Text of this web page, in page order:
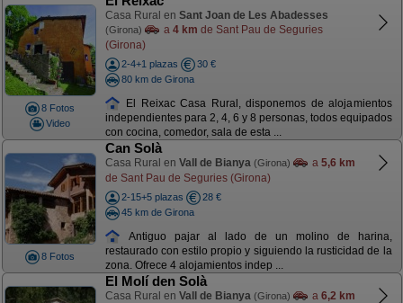
8 Fotos
Video
Casa Rural en Sant Joan de Les Abadesses
(Girona) a 4 km de Sant Pau de Seguries
(Girona)
2-4+1 plazas
30 €
80 km de Girona
El Reixac Casa Rural, disponemos de alojamientos
independientes para 2, 4, 6 y 8 personas, todos equipados
con cocina, comedor, sala de esta ...
8 Fotos
Can Solà
Casa Rural en Vall de Bianya (Girona) a 5,6 km
de Sant Pau de Seguries (Girona)
2-15+5 plazas
28 €
45 km de Girona
Antiguo pajar al lado de un molino de harina,
restaurado con estilo propio y siguiendo la rusticidad de la
zona. Ofrece 4 alojamientos indep ...
El Molí den Solà
Casa Rural en Vall de Bianya (Girona) a 6,2 km